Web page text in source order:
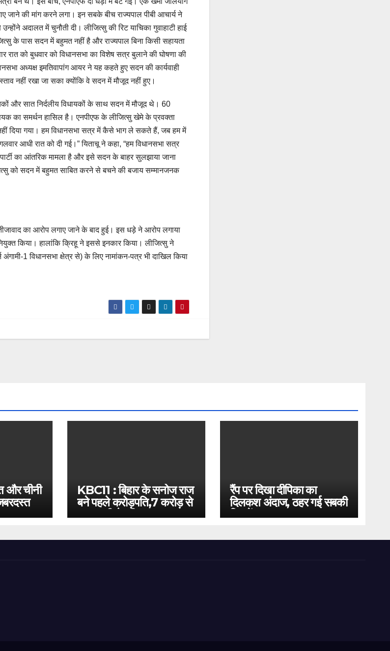
जाने की मांग करने लगा। इन सबके बीच राज्यपाल पीबी आचार्य ने
अदालत में चुनौती दी। लीजित्सु की रिट याचिका गुवाहाटी हाई
के पास सदन में बहुमत नहीं है और राज्यपाल बिना किसी सहायता
को बुधवार को विधानसभा का विशेष सत्र बुलाने की घोषणा की
अध्यक्ष इमतिवापांग आयर ने यह कहते हुए सदन की कार्यवाही
नहीं रखा जा सका क्योंकि वे सदन में मौजूद नहीं हुए।
और सात निर्दलीय विधायकों के साथ सदन में मौजूद थे। 60
का समर्थन हासिल है। एनपीएफ के लीजित्सु खेमे के प्रवक्ता
दिया गया। हम विधानसभा सत्र में कैसे भाग ले सकते हैं, जब हम में
आधी रात को दी गई।” यिताचू ने कहा, “हम विधानसभा सत्र
का आंतरिक मामला है और इसे सदन के बाहर सुलझाया जाना
को सदन में बहुमत साबित करने से बचने की बजाय सम्मानजनक
का आरोप लगाए जाने के बाद हुई। इस धड़े ने आरोप लगाया
किया। हालांकि क्रिहू ने इससे इनकार किया। लीजित्सु ने
1 विधानसभा क्षेत्र से) के लिए नामांकन-पत्र भी दाखिल किया
और चीनी
KBC11 : बिहार के सनोज राज
बने पहले करोड़पति,7 करोड़ से
बस इतनी है दूरी
रैंप पर दिखा दीपिका का
दिलकश अंदाज, ठहर गई सबकी
निगाहें